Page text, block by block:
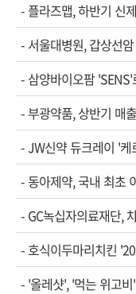
-플라즈맵, 하반기 신
- 서울대병원, 갑상선
- 삼양바이오팜
- 부광약품, 상반기
-JW신약 듀크레이 '
-동아제약, 국내 최초
- GC녹십자의료재단,
-호식이두마리치킨
- '올레샷', '먹는 위고